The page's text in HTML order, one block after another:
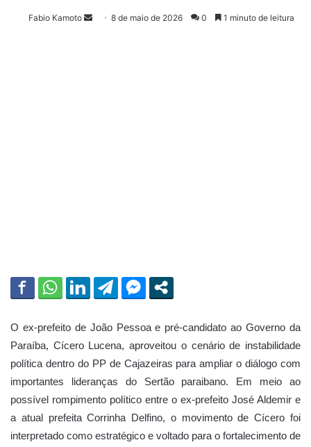
Fabio Kamoto 8 de maio de 2026 0 1 minuto de leitura
O ex-prefeito de João Pessoa e pré-candidato ao Governo da
Paraíba, Cícero Lucena, aproveitou o cenário de instabilidade
política dentro do PP de Cajazeiras para ampliar o diálogo com
importantes lideranças do Sertão paraibano. Em meio ao
possível rompimento político entre o ex-prefeito José Aldemir e
a atual prefeitaCorrinha Delfino, o movimento de Cícero foi
interpretado como estratégico e voltado para o fortalecimento de